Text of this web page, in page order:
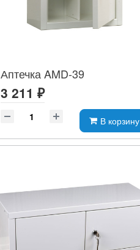
Аптечка AMD-39
3 211 ₽
В корзину